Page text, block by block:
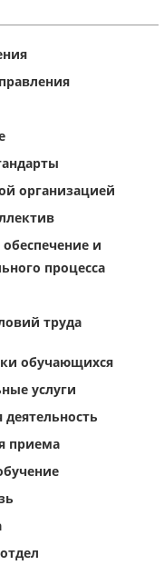
организацией
и
процесса
труда
обучающихся
услуги
приема